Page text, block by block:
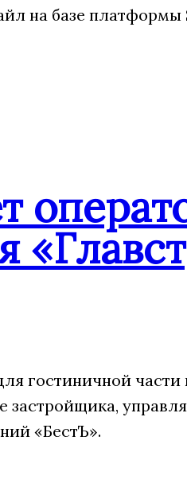
на базе платформы
гостиничной части
«БестЪ».